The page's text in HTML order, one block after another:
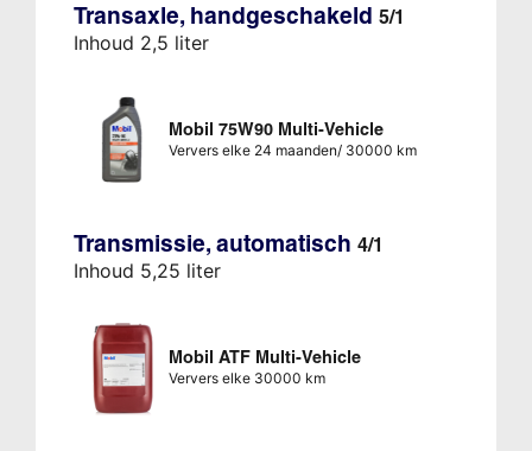
Transaxle, handgeschakeld 5/1
Inhoud 2,5 liter
Mobil 75W90 Multi-Vehicle
Ververs elke 24 maanden/ 30000 km
Transmissie, automatisch 4/1
Inhoud 5,25 liter
Mobil ATF Multi-Vehicle
Ververs elke 30000 km